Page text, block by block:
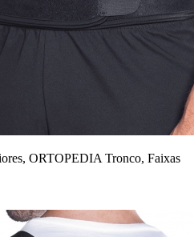
ORTOPEDIA Tronco, Faixas